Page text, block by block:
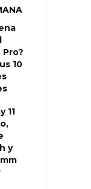
Pro?
10
11
y